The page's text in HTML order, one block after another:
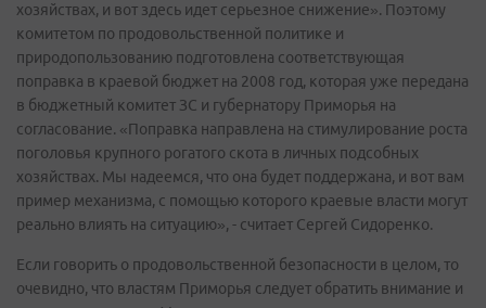
хозяйствах, и вот здесь идет серьезное снижение». Поэтому
комитетом по продовольственной политике и
природопользованию подготовлена соответствующая
поправка в краевой бюджет на 2008 год, которая уже передана
в бюджетный комитет ЗС и губернатору Приморья на
согласование. «Поправка направлена на стимулирование роста
поголовья крупного рогатого скота в личных подсобных
хозяйствах. Мы надеемся, что она будет поддержана, и вот вам
пример механизма, с помощью которого краевые власти могут
реально влиять на ситуацию», - считает Сергей Сидоренко.
Если говорить о продовольственной безопасности в целом, то
очевидно, что властям Приморья следует обратить внимание и